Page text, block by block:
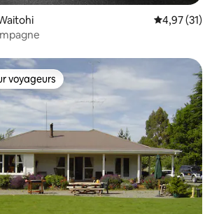
Évaluation
4,97 (31)
les plus appréciés
voyageurs